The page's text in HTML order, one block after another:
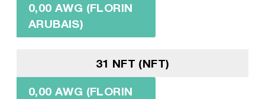
0,00 AWG (FLORIN
ARUBAIS)
31 NFT (NFT)
0,00 AWG (FLORIN